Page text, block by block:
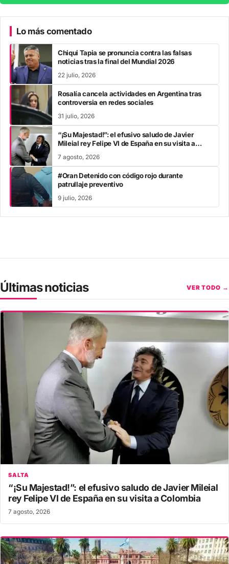
Lo más comentado
Chiqui Tapia se pronuncia contra las falsas
noticias tras la final del Mundial 2026
22 julio, 2026
Rosalía cancela actividades en Argentina tras
controversia en redes sociales
31 julio, 2026
“¡Su Majestad!”: el efusivo saludo de Javier
Mileial rey Felipe VI de España en su visita a
7 agosto, 2026
#Oran Detenido con código rojo durante
patrullaje preventivo
9 julio, 2026
Últimas noticias VER TODO →
SALTA
“¡Su Majestad!”: el efusivo saludo de Javier Mileial
rey Felipe VI de España en su visita a Colombia
7 agosto, 2026